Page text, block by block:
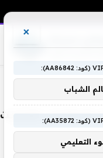
الاجتماعي للإنترنت
×
الشباب
التعليمي